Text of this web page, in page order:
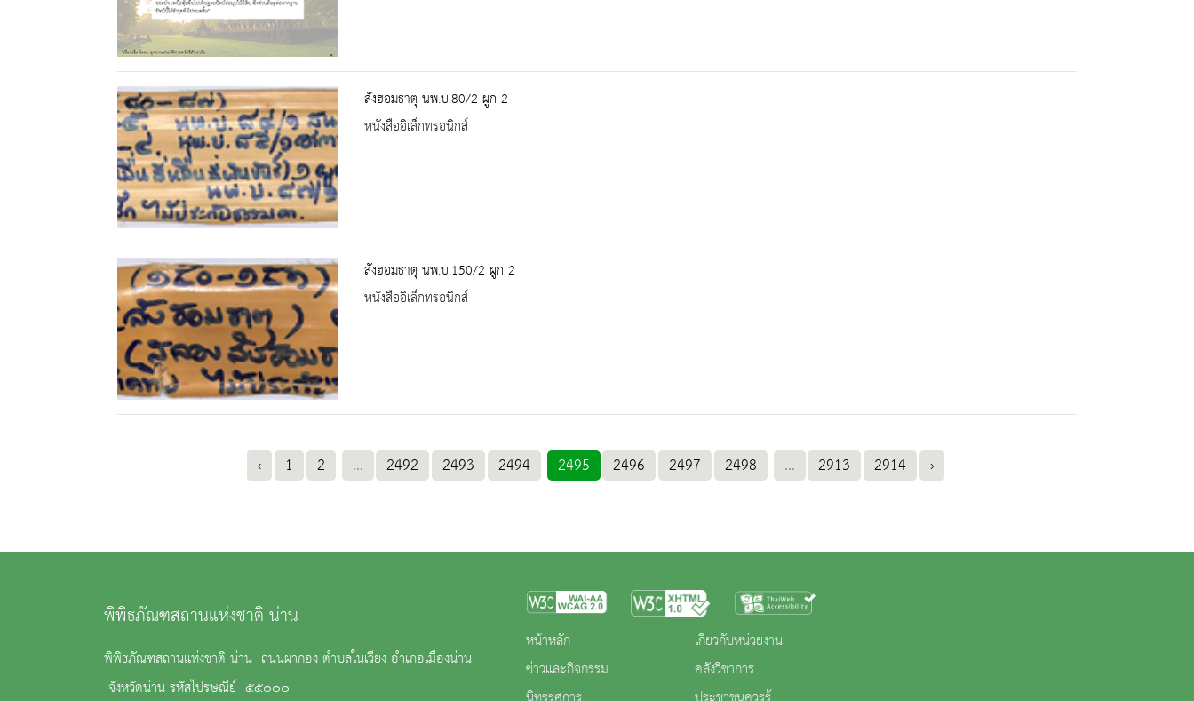
สังฮอมธาตุ นพ.บ.80/2 ผูก 2
หนังสืออิเล็กทรอนิกส์
สังฮอมธาตุ นพ.บ.150/2 ผูก 2
หนังสืออิเล็กทรอนิกส์
‹ 1 2 ... 2492 2493 2494 2495 2496 2497 2498 ... 2913 2914 ›
พิพิธภัณฑสถานแห่งชาติ น่าน
พิพิธภัณฑสถานแห่งชาติ น่าน ถนนผากอง ตำบลในเวียง อำเภอเมืองน่าน
จังหวัดน่าน รหัสไปรษณีย์ ๕๕๐๐๐
หน้าหลัก
ข่าวและกิจกรรม
เกี่ยวกับหน่วยงาน
คลังวิชาการ